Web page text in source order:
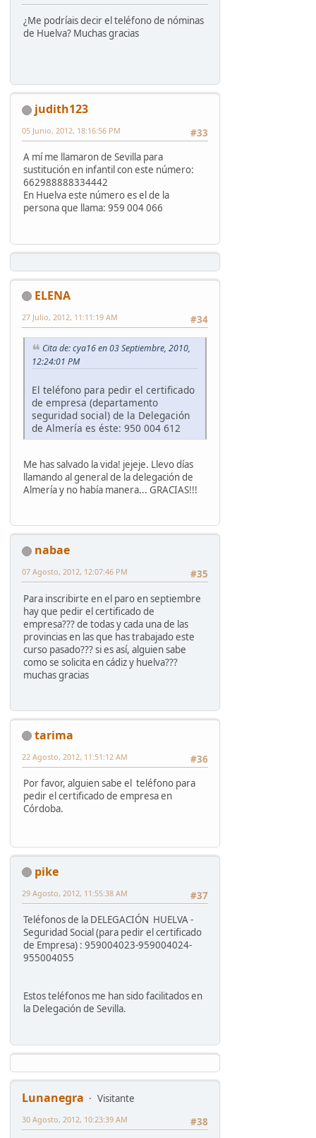
¿Me podríais decir el teléfono de nóminas
de Huelva? Muchas gracias
judith123
#33
05 Junio, 2012, 18:16:56 PM
A mí me llamaron de Sevilla para
sustitución en infantil con este número:
662988888334442
En Huelva este número es el de la
persona que llama: 959 004 066
ELENA
#34
27 Julio, 2012, 11:11:19 AM
Cita de: cya16 en 03 Septiembre, 2010,
12:24:01 PM
El teléfono para pedir el certificado
de empresa (departamento
seguridad social) de la Delegación
de Almería es éste: 950 004 612
Me has salvado la vida! jejeje. Llevo días
llamando al general de la delegación de
Almería y no había manera... GRACIAS!!!
nabae
#35
07 Agosto, 2012, 12:07:46 PM
Para inscribirte en el paro en septiembre
hay que pedir el certificado de
empresa??? de todas y cada una de las
provincias en las que has trabajado este
curso pasado??? si es así, alguien sabe
como se solicita en cádiz y huelva???
muchas gracias
tarima
#36
22 Agosto, 2012, 11:51:12 AM
Por favor, alguien sabe el teléfono para
pedir el certificado de empresa en
Córdoba.
pike
#37
29 Agosto, 2012, 11:55:38 AM
Teléfonos de la DELEGACIÓN HUELVA -
Seguridad Social (para pedir el certificado
de Empresa) : 959004023-959004024-
955004055
Estos teléfonos me han sido facilitados en
la Delegación de Sevilla.
Lunanegra
Visitante
#38
30 Agosto, 2012, 10:23:39 AM